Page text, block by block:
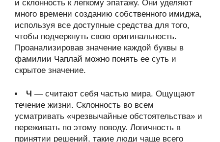
и склонность к легкому эпатажу. Они уделяют
много времени созданию собственного имиджа,
используя все доступные средства для того,
чтобы подчеркнуть свою оригинальность.
Проанализировав значение каждой буквы в
фамилии Чаплай можно понять ее суть и
скрытое значение.
Ч — считают себя частью мира. Ощущают
течение жизни. Склонность во всем
усматривать «чрезвычайные обстоятельства» и
переживать по этому поводу. Логичность в
принятии решений, такие люди чаще всего